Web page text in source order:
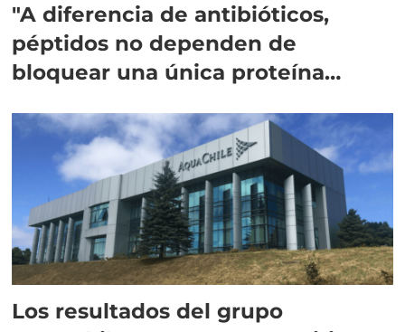
"A diferencia de antibióticos,
péptidos no dependen de
bloquear una única proteína
Los resultados del grupo